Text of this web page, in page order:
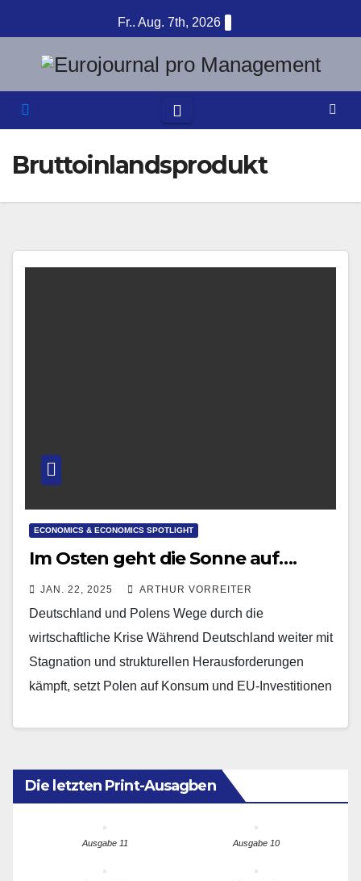
Inhalt
springen
Fr.. Aug. 7th, 2026
Bruttoinlandsprodukt
ECONOMICS & ECONOMICS SPOTLIGHT
Im Osten geht die Sonne auf….
JAN. 22, 2025 ARTHUR VORREITER
Deutschland und Polens Wege durch die
wirtschaftliche Krise Während Deutschland weiter mit
Stagnation und strukturellen Herausforderungen
kämpft, setzt Polen auf Konsum und EU-Investitionen
Die letzten Print-Ausagben
Ausgabe 11 Ausgabe 10